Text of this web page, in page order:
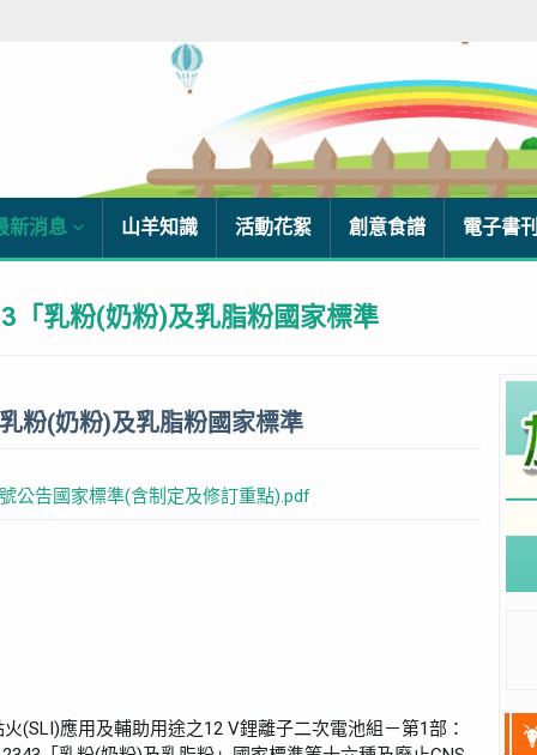
新消息 山羊知識 活動花絮 創意食譜 電子書
「乳粉(奶粉)及乳脂粉國家標準
粉(奶粉)及乳脂粉國家標準
公告國家標準(含制定及修訂重點).pdf
(SLI)應用及輔助用途之12 V鋰離子二次電池組－第1部：